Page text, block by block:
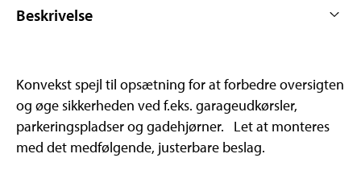
Beskrivelse
Konvekst spejl til opsætning for at forbedre oversigten
og øge sikkerheden ved f.eks. garageudkørsler,
parkeringspladser og gadehjørner. Let at monteres
med det medfølgende, justerbare beslag.